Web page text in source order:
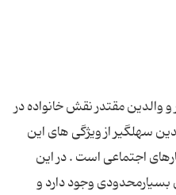
والدین مقتدر نقش خانواده در
سهلگیر از ویژگی های این
اجتماعی است . در این
بسیارمحدودی وجود دارد و